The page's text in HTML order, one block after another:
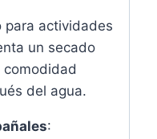
para actividades
un secado
comodidad
del agua.
: